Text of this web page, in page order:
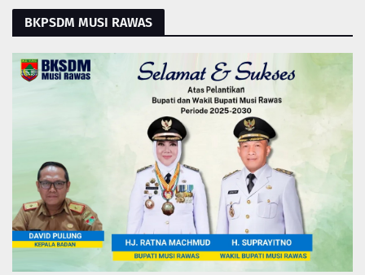
BKPSDM MUSI RAWAS